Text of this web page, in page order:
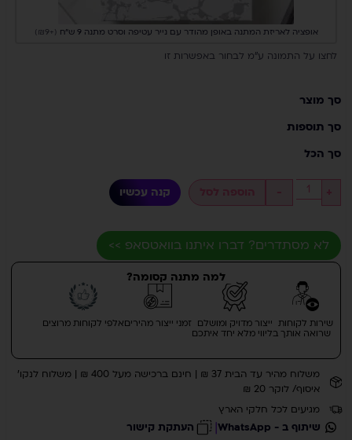
אופציה לאריזת המתנה באופן מהודר עם נייר עטיפה וסרט מתנה 9 ש”ח (+₪9)
לחצו על התמונה ע"מ לבחור באפשרות זו
סך מוצר
סך תוספות
סך הכל
קנה עכשיו
לא מסתדרים? דברו איתנו בוואטסאפ >>
למה מתנה קסומה?
שירות לקוחות
שרואה אותך
ייצור מדויק ומושלם
בליווי מלא יחד איתכם
זמני ייצור מהיריםאלפי לקוחות מרוצים
משלוח מהיר עד הבית 37 ₪ | חינם ברכישה מעל 400 ₪ | משלוח לנקו'
איסוף/ לוקר 20 ₪
מגיעים לכל חלקי הארץ
שיתוף ב - WhatsApp | העתקת קישור